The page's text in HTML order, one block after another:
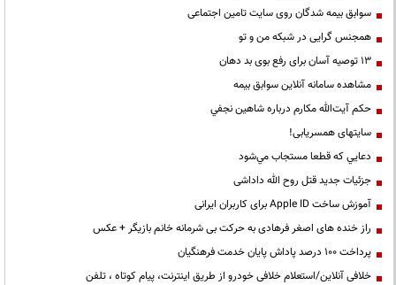
سوابق بیمه شدگان روی سایت تامین اجتماعی
همجنس گرایی در شبکه من و تو
13 توصیه آسان برای رفع بوی بد دهان
مشاهده سامانه آنلاين سوابق بیمه
حكم آيت‌الله مكارم درباره شاهين نجفي
سایتهای همسریابی!
دعايي كه قطعا مستجاب مي‌شود
جزئیات جدید قتل روح الله داداشی
آموزش ساخت Apple ID برای کاربران ایرانی
راز خنده های اصغر فرهادی به حرکت بی شرمانه خانم بازیگر + عکس
پرداخت ۱۰۰ درصد پاداش پایان خدمت فرهنگیان
خلافی آنلاین/استعلام خلافی خودرو از طریق اینترنت، پیام کوتاه ، تلفن